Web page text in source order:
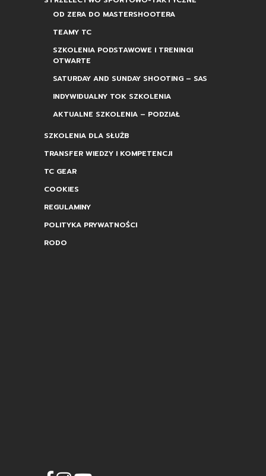
OD ZERA DO MASTERSHOOTERA
TEAMY TC
SZKOLENIA PODSTAWOWE I TRENINGI
OTWARTE
SATURDAY AND SUNDAY SHOOTING – SAS
INDYWIDUALNY TOK SZKOLENIA
AKTUALNE SZKOLENIA – PODZIAŁ
SZKOLENIA DLA SŁUŻB
TRANSFER WIEDZY I KOMPETENCJI
TC GEAR
COOKIES
REGULAMINY
POLITYKA PRYWATNOŚCI
RODO